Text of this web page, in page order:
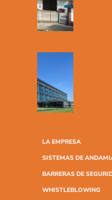
LA EMPRESA
SISTEMAS DE
BARRERAS DE
WHISTLEBLOWING